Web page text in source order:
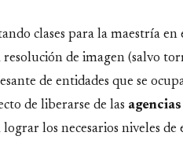
clases para la maestría en
de imagen (salvo
de entidades que se
de liberarse de las
los necesarios niveles de